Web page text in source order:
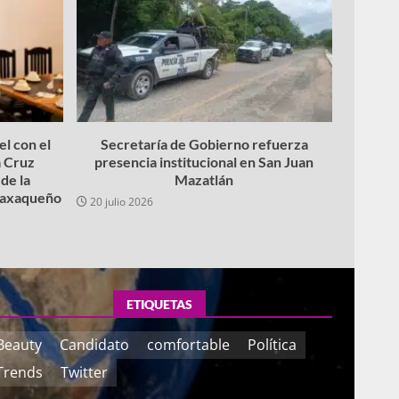
con el
Cruz
la
Secretaría de Gobierno refuerza
presencia institucional en San Juan
Mazatlán
20 julio 2026
ETIQUETAS
Candidato comfortable
Política
Twitter